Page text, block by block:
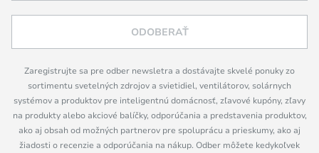
ODOBERAŤ
Zaregistrujte sa pre odber newsletra a dostávajte skvelé ponuky zo
sortimentu svetelných zdrojov a svietidiel, ventilátorov, solárnych
systémov a produktov pre inteligentnú domácnosť, zľavové kupóny, zľavy
na produkty alebo akciové balíčky, odporúčania a predstavenia produktov,
ako aj obsah od možných partnerov pre spoluprácu a prieskumy, ako aj
žiadosti o recenzie a odporúčania na nákup. Odber môžete kedykoľvek